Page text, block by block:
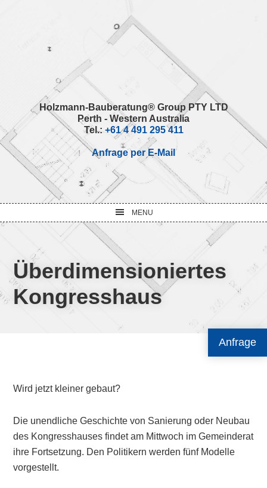
Anfrage
Holzmann-Bauberatung® Group PTY LTD
Perth - Western Australia
Tel.: +61 4 491 295 411
Anfrage per E-Mail
MENU
Überdimensioniertes
Kongresshaus
Wird jetzt kleiner gebaut?
Die unendliche Geschichte von Sanierung oder Neubau
des Kongresshauses findet am Mittwoch im Gemeinderat
ihre Fortsetzung. Den Politikern werden fünf Modelle
vorgestellt.